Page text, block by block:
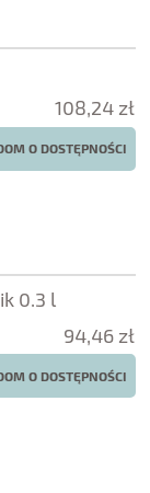
108,24 zł
O DOSTĘPNOŚCI
0.3 l
94,46 zł
O DOSTĘPNOŚCI